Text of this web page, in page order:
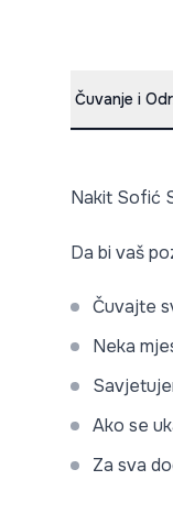
Čuvanje i
Nakit Sofić
Da bi vaš
Čuvajte
Neka
Ako se
Za sva